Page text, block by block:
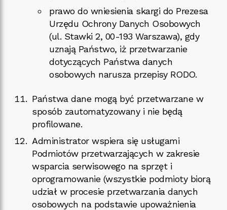
prawo do wniesienia skargi do Prezesa
Urzędu Ochrony Danych Osobowych
(ul. Stawki 2, 00-193 Warszawa), gdy
uznają Państwo, iż przetwarzanie
dotyczących Państwa danych
osobowych narusza przepisy RODO.
Państwa dane mogą być przetwarzane w
sposób zautomatyzowany i nie będą
profilowane.
Administrator wspiera się usługami
Podmiotów przetwarzających w zakresie
wsparcia serwisowego na sprzęt i
oprogramowanie (wszystkie podmioty biorą
udział w procesie przetwarzania danych
osobowych na podstawie upoważnienia